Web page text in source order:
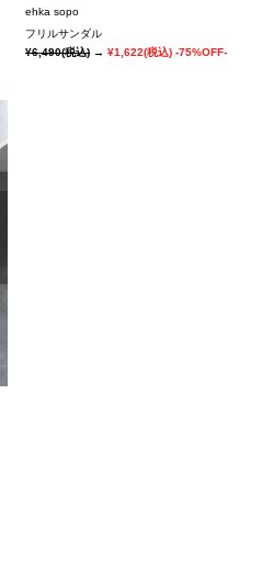
ehka sopo
フリルサンダル
¥6,490(税込)→¥1,622(税込) -75%OFF-